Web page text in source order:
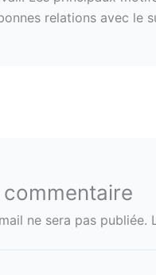
relations avec le
ne sera pas publiée.